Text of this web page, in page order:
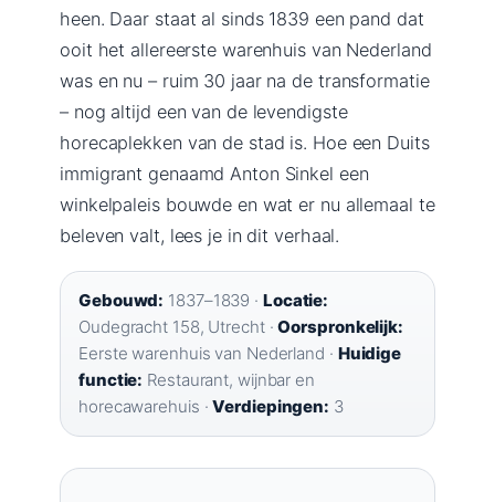
heen. Daar staat al sinds 1839 een pand dat
ooit het allereerste warenhuis van Nederland
was en nu – ruim 30 jaar na de transformatie
– nog altijd een van de levendigste
horecaplekken van de stad is. Hoe een Duits
immigrant genaamd Anton Sinkel een
winkelpaleis bouwde en wat er nu allemaal te
beleven valt, lees je in dit verhaal.
Gebouwd: 1837–1839 · Locatie:
Oudegracht 158, Utrecht ·Oorspronkelijk:
Eerste warenhuis van Nederland · Huidige
functie: Restaurant, wijnbar en
horecawarehuis ·Verdiepingen: 3